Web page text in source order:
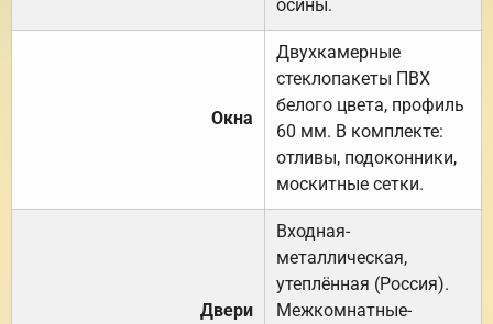
осины.
Окна
Двухкамерные
стеклопакеты ПВХ
белого цвета, профиль
60 мм. В комплекте:
отливы, подоконники,
москитные сетки.
Двери
Входная-
металлическая,
утеплённая (Россия).
Межкомнатные-